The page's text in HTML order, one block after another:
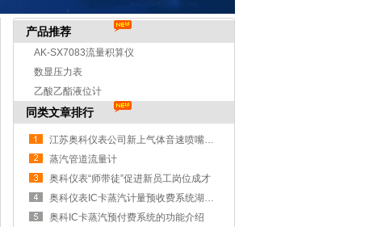
产品推荐
AK-SX7083流量积算仪
数显压力表
乙酸乙酯液位计
同类文章排行
江苏奥科仪表公司新上气体音速喷嘴标定装置试机成功
蒸汽管道流量计
奥科仪表“师带徒”促进新员工岗位成才
奥科仪表IC卡蒸汽计量预收费系统湖南益阳安装纪实
奥科IC卡蒸汽预付费系统的功能介绍